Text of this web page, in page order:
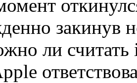
закинув
ли